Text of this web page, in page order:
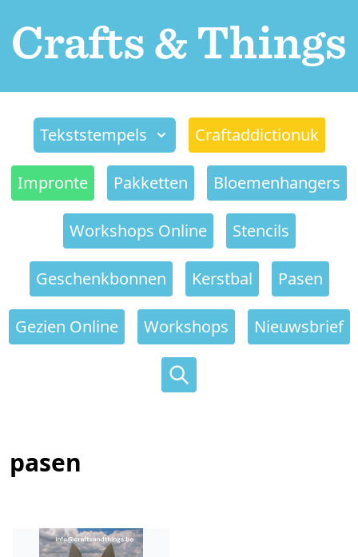
Tekststempels Craftaddictionuk
Impronte Pakketten Bloemenhangers
Workshops Online Stencils
Geschenkbonnen Kerstbal Pasen
Gezien Online Workshops Nieuwsbrief
pasen